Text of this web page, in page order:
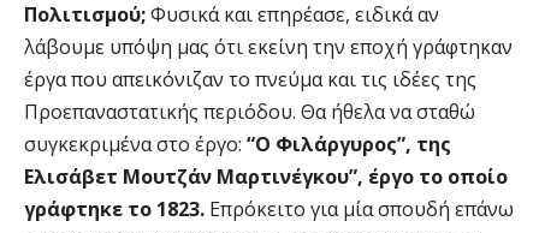
Πολιτισμού;Φυσικά και επηρέασε, ειδικά αν
λάβουμε υπόψη μας ότι εκείνη την εποχή γράφτηκαν
έργα που απεικόνιζαν το πνεύμα και τις ιδέες της
Προεπαναστατικής περιόδου. Θα ήθελα να σταθώ
συγκεκριμένα στο έργο: “Ο Φιλάργυρος”, της
Ελισάβετ Μουτζάν Μαρτινέγκου”, έργο το οποίο
γράφτηκε το 1823. Επρόκειτο για μία σπουδή επάνω